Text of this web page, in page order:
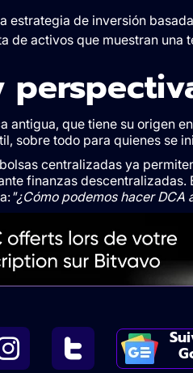
estrategia de inversión
de activos que muestran una
antigua, que tiene su origen
sobre todo para quienes se
centralizadas ya
finanzas descentralizadas.
"¿Cómo podemos hacer DCA